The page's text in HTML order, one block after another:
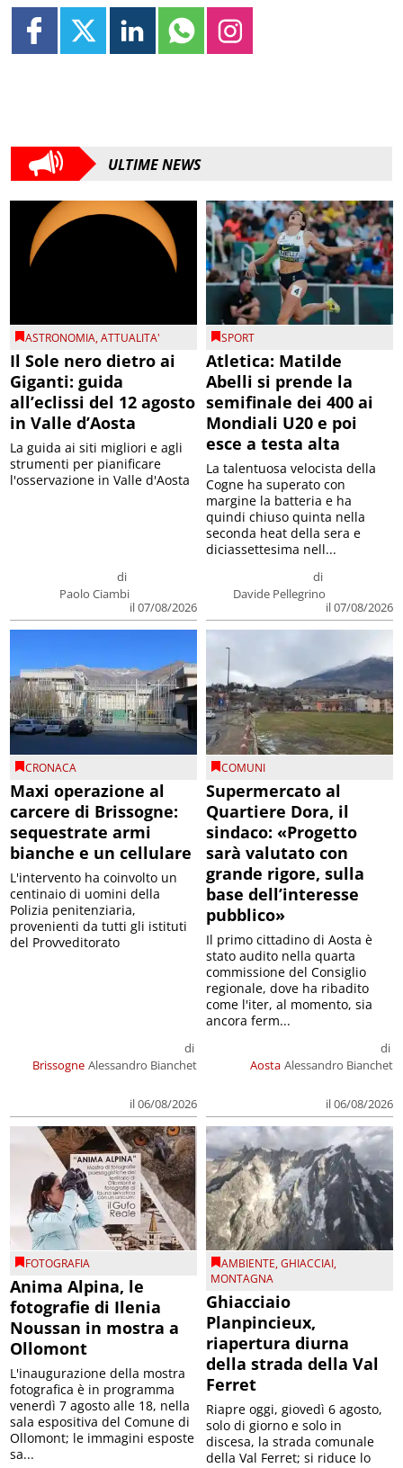
ULTIME NEWS
ASTRONOMIA,ATTUALITA'
Il Sole nero dietro ai
Giganti: guida
all’eclissi del 12 agosto
in Valle d’Aosta
di
Paolo Ciambi
il 07/08/2026
La guida ai siti migliori e agli
strumenti per pianificare
l'osservazione in Valle d'Aosta
SPORT
Atletica: Matilde
Abelli si prende la
semifinale dei 400 ai
Mondiali U20 e poi
esce a testa alta
di
Davide Pellegrino
il 07/08/2026
La talentuosa velocista della
Cogne ha superato con
margine la batteria e ha
quindi chiuso quinta nella
seconda heat della sera e
diciassettesima nell...
CRONACA
Maxi operazione al
carcere di Brissogne:
sequestrate armi
bianche e un cellulare
Brissogne
di
Alessandro Bianchet
il 06/08/2026
L'intervento ha coinvolto un
centinaio di uomini della
Polizia penitenziaria,
provenienti da tutti gli istituti
del Provveditorato
COMUNI
Supermercato al
Quartiere Dora, il
sindaco: «Progetto
sarà valutato con
grande rigore, sulla
base dell’interesse
pubblico»
Aosta
di
Alessandro Bianchet
il 06/08/2026
Il primo cittadino di Aosta è
stato audito nella quarta
commissione del Consiglio
regionale, dove ha ribadito
come l'iter, al momento, sia
ancora ferm...
FOTOGRAFIA
Anima Alpina, le
fotografie di Ilenia
Noussan in mostra a
Ollomont
L'inaugurazione della mostra
fotografica è in programma
venerdì 7 agosto alle 18, nella
sala espositiva del Comune di
Ollomont; le immagini esposte
sa...
AMBIENTE,GHIACCIAI,
MONTAGNA
Ghiacciaio
Planpincieux,
riapertura diurna
della strada della Val
Ferret
Riapre oggi, giovedì 6 agosto,
solo di giorno e solo in
discesa, la strada comunale
della Val Ferret; si riduce lo